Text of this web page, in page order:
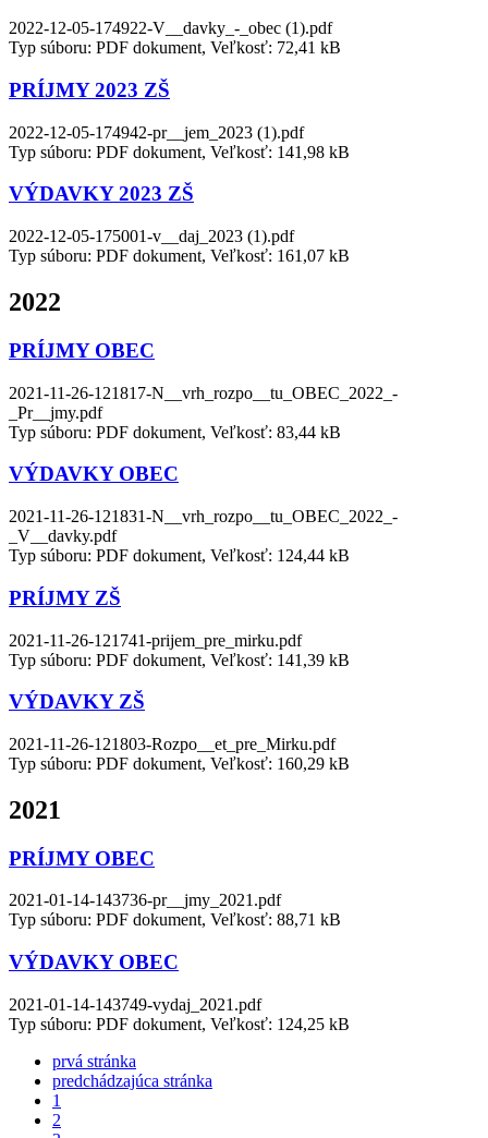
2022-12-05-174922-V__davky_-_obec (1).pdf
Typ súboru: PDF dokument, Veľkosť: 72,41 kB
PRÍJMY 2023 ZŠ
2022-12-05-174942-pr__jem_2023 (1).pdf
Typ súboru: PDF dokument, Veľkosť: 141,98 kB
VÝDAVKY 2023 ZŠ
2022-12-05-175001-v__daj_2023 (1).pdf
Typ súboru: PDF dokument, Veľkosť: 161,07 kB
2022
PRÍJMY OBEC
2021-11-26-121817-N__vrh_rozpo__tu_OBEC_2022_-
_Pr__jmy.pdf
Typ súboru: PDF dokument, Veľkosť: 83,44 kB
VÝDAVKY OBEC
2021-11-26-121831-N__vrh_rozpo__tu_OBEC_2022_-
_V__davky.pdf
Typ súboru: PDF dokument, Veľkosť: 124,44 kB
PRÍJMY ZŠ
2021-11-26-121741-prijem_pre_mirku.pdf
Typ súboru: PDF dokument, Veľkosť: 141,39 kB
VÝDAVKY ZŠ
2021-11-26-121803-Rozpo__et_pre_Mirku.pdf
Typ súboru: PDF dokument, Veľkosť: 160,29 kB
2021
PRÍJMY OBEC
2021-01-14-143736-pr__jmy_2021.pdf
Typ súboru: PDF dokument, Veľkosť: 88,71 kB
VÝDAVKY OBEC
2021-01-14-143749-vydaj_2021.pdf
Typ súboru: PDF dokument, Veľkosť: 124,25 kB
prvá stránka
predchádzajúca stránka
1
2